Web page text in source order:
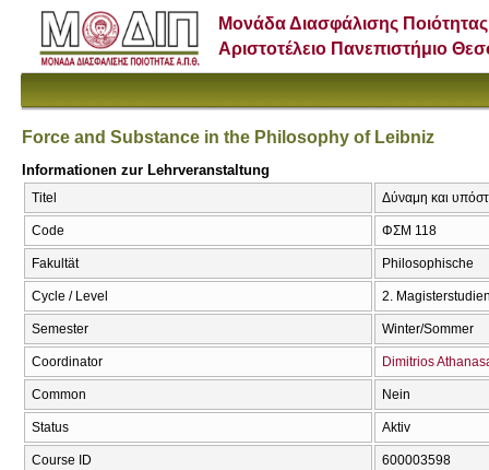
Μονάδα Διασφάλισης Ποιότητας
Αριστοτέλειο Πανεπιστήμιο
Force and Substance in the Philosophy of Leibniz
Informationen zur Lehrveranstaltung
Titel Δύναμη και
Code ΦΣΜ 118
Fakultät Philosophische
Cycle / Level 2.
Semester Winter/Sommer
Coordinator Dimitrios
Common Nein
Status Aktiv
Course ID 600003598